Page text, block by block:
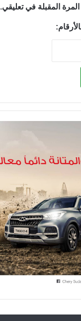
المقبلة في تعليقي.